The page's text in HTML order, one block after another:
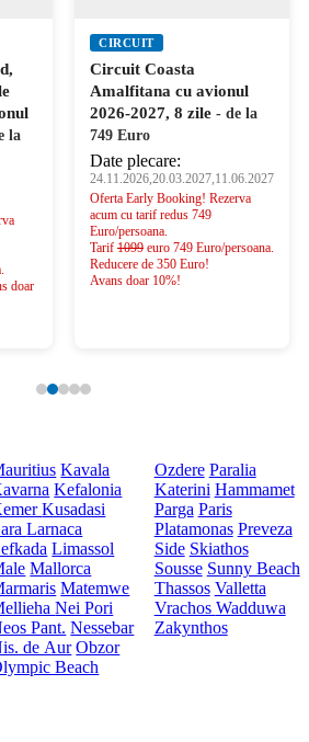
la
doar
CIRCUIT
Circuit Coasta
Amalfitana cu avionul
2026-2027, 8 zile - de la
749 Euro
Date plecare:
24.11.2026,20.03.2027,11.06.2027
Oferta Early Booking! Rezerva
acum cu tarif redus 749
Euro/persoana.
Tarif 1099 euro 749 Euro/persoana.
Reducere de 350 Euro!
Avans doar 10%!
Kavala
Kefalonia
Kusadasi
Larnaca
Limassol
Mallorca
Matemwe
Nei Pori
Pant. Nessebar
de Aur Obzor
Beach
Ozdere Paralia
Katerini Hammamet
Parga Paris
Platamonas Preveza
Side Skiathos
Sousse Sunny Beach
Thassos Valletta
Vrachos Wadduwa
Zakynthos